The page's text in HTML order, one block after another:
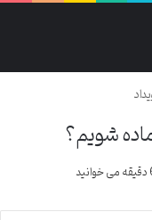
شویم؟